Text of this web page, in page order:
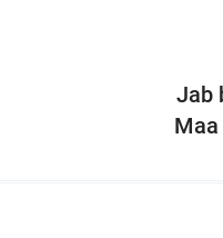
Jab